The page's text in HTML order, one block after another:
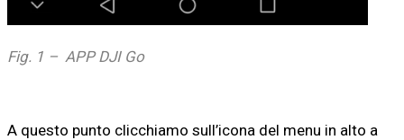
Fig. 1 – APP DJI Go
A questo punto clicchiamo sull’icona del menu in alto a